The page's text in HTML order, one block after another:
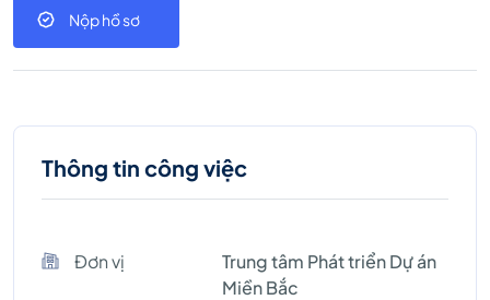
Nộp hồ sơ
Thông tin công việc
Đơn vị
Trung tâm Phát triển Dự án
Miền Bắc